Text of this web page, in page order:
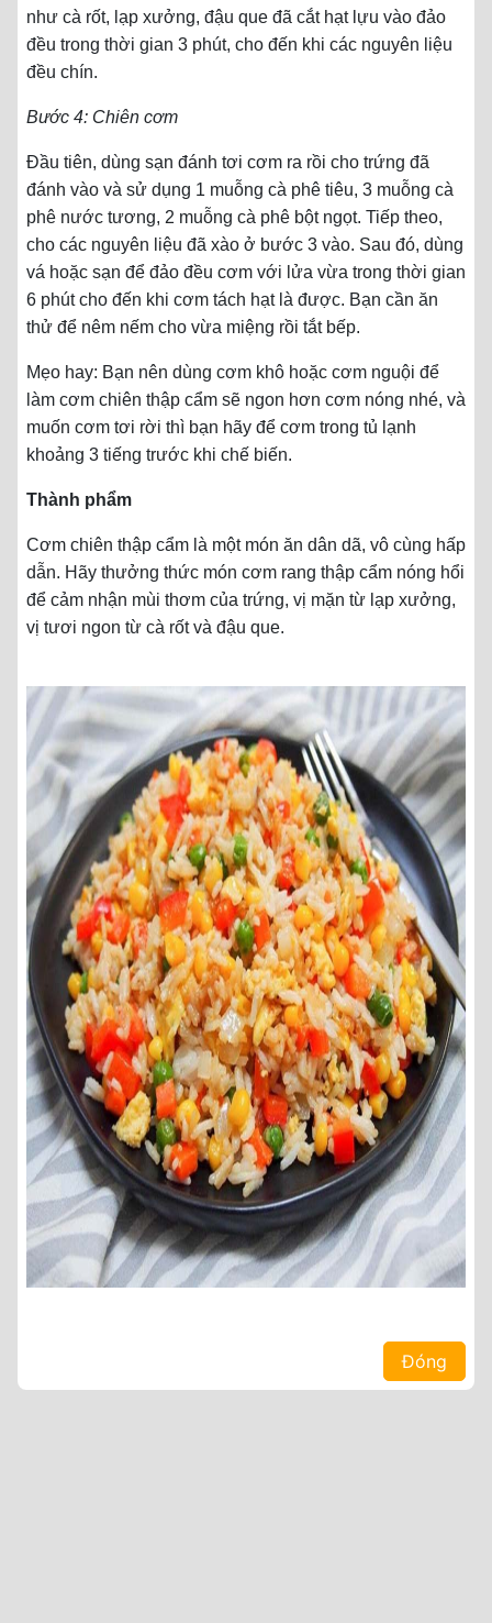
như cà rốt, lạp xưởng, đậu que đã cắt hạt lựu vào đảo
đều trong thời gian 3 phút, cho đến khi các nguyên liệu
đều chín.
Bước 4: Chiên cơm
Đầu tiên, dùng sạn đánh tơi cơm ra rồi cho trứng đã
đánh vào và sử dụng 1 muỗng cà phê tiêu, 3 muỗng cà
phê nước tương, 2 muỗng cà phê bột ngọt. Tiếp theo,
cho các nguyên liệu đã xào ở bước 3 vào. Sau đó, dùng
vá hoặc sạn để đảo đều cơm với lửa vừa trong thời gian
6 phút cho đến khi cơm tách hạt là được. Bạn cần ăn
thử để nêm nếm cho vừa miệng rồi tắt bếp.
Mẹo hay: Bạn nên dùng cơm khô hoặc cơm nguội để
làm cơm chiên thập cẩm sẽ ngon hơn cơm nóng nhé, và
muốn cơm tơi rời thì bạn hãy để cơm trong tủ lạnh
khoảng 3 tiếng trước khi chế biến.
Thành phẩm
Cơm chiên thập cẩm là một món ăn dân dã, vô cùng hấp
dẫn. Hãy thưởng thức món cơm rang thập cẩm nóng hổi
để cảm nhận mùi thơm của trứng, vị mặn từ lạp xưởng,
vị tươi ngon từ cà rốt và đậu que.